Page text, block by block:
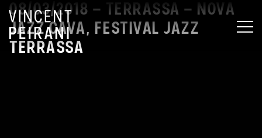
08/03/2018 – TERRASSA – NOVA
JAZZ CAVA, FESTIVAL JAZZ
TERRASSA